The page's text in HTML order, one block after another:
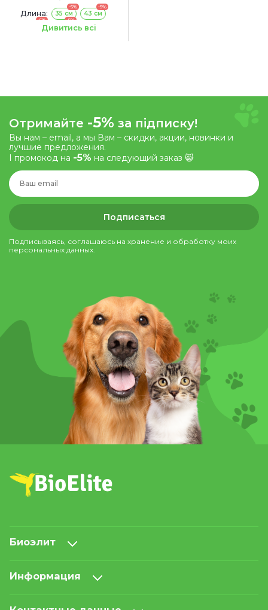
Длина:
-5%
35 см
-5%
43 см
-5% -5%
53 см
Дивитись всі
Отримайте -5% за підписку!
Вы нам – email, а мы Вам – скидки, акции, новинки и
лучшие предложения.
І промокод на -5% на следующий заказ 😸
Подписаться
Подписываясь, соглашаюсь на хранение и обработку моих
персональных данных.
Биоэлит
Информация